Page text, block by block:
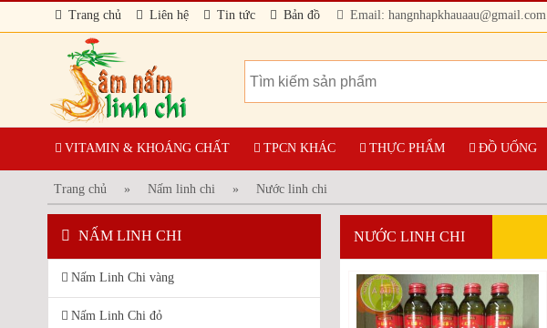
Trang chủ Liên hệ Tin tức Bản đồ Email: hangnhapkhauaau@gmail.com
VITAMIN & KHOÁNG CHẤT TPCN KHÁC THỰC PHẨM ĐỒ UỐNG
Trang chủ » Nấm linh chi » Nước linh chi
NẤM LINH CHI
Nấm Linh Chi vàng
Nấm Linh Chi đỏ
NƯỚC LINH CHI